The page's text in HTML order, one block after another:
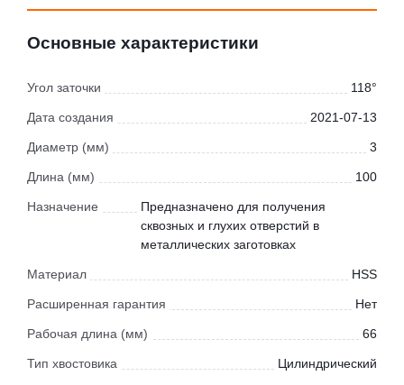
Основные характеристики
Угол заточки 118°
Дата создания 2021-07-13
Диаметр (мм) 3
Длина (мм) 100
Назначение
Предназначено для получения
сквозных и глухих отверстий в
металлических заготовках
Материал HSS
Расширенная гарантия Нет
Рабочая длина (мм) 66
Тип хвостовика Цилиндрический